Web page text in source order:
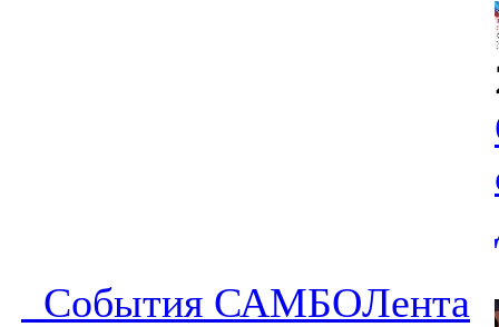
События САМБОЛента